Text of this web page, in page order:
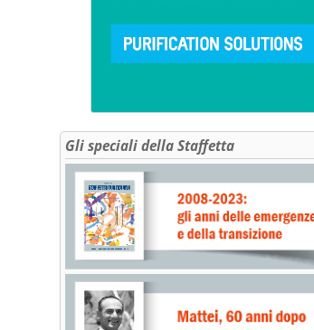
Gli speciali della Staffetta